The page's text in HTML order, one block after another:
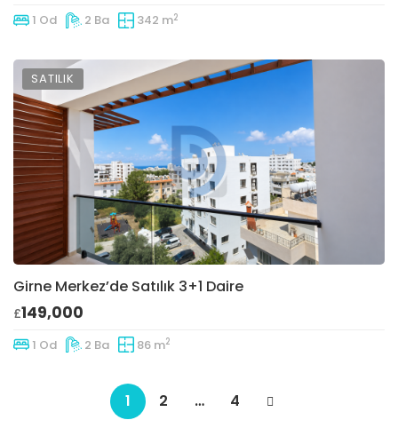
1 Od 2 Ba 342 m2
SATILIK
Girne Merkez’de Satılık 3+1 Daire
£149,000
1 Od 2 Ba 86 m2
1 2 … 4